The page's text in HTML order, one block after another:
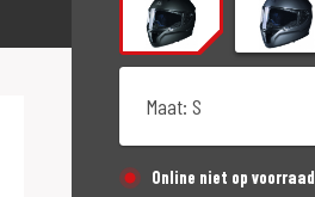
Online niet op voorraad